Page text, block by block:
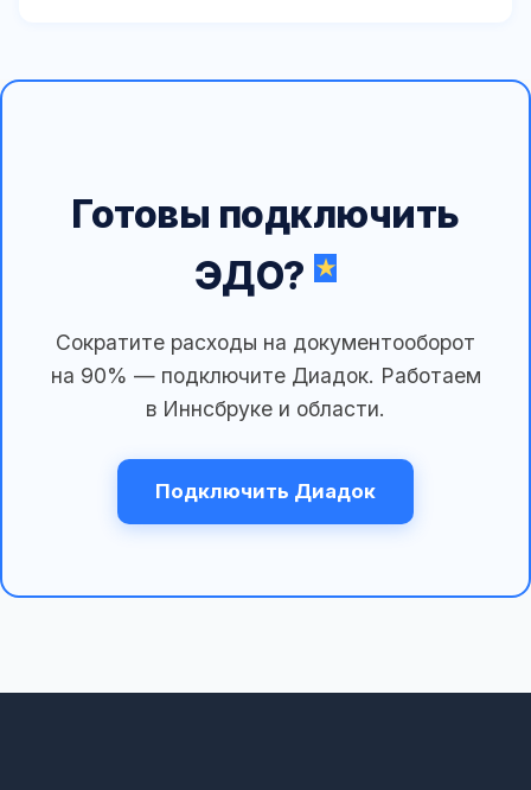
Готовы подключить
ЭДО?
Сократите расходы на документооборот
на 90% — подключите Диадок. Работаем
в Иннсбруке и области.
Подключить Диадок